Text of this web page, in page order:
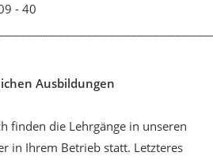
- 40
Ausbildungen
finden die Lehrgänge in unseren
in Ihrem Betrieb statt. Letzteres